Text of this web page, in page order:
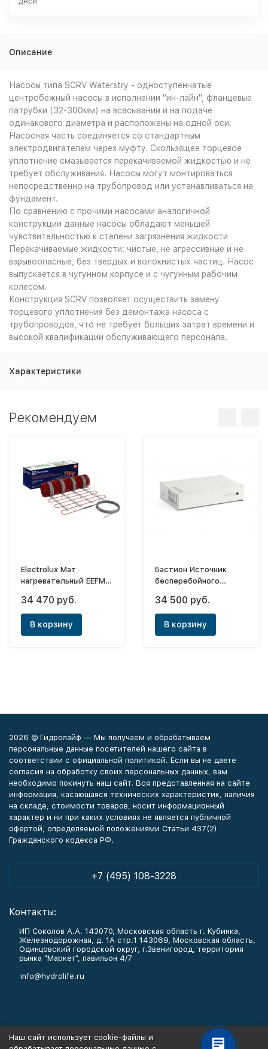
Описание
Насосы типа SCRV Waterstry - одноступенчатые
центробежный насосы в исполнении "ин-лайн", фланцевые
патрубки (32-300мм) на всасывании и на подаче
одинакового диаметра и расположены на одной оси.
Насосная часть соединяется со стандартным
электродвигателем через муфту. Скользящее торцевое
уплотнение смазывается перекачиваемой жидкостью и не
требует обслуживания. Насосы могут монтироваться
непосредственно на трубопровод или устанавливаться на
фундамент.
По сравнению с прочими насосами аналогичной
конструкции данные насосы обладают меньшей
чувствительностью к степени загрязнения жидкости
Перекачиваемые жидкости: чистые, не агрессивные и не
взрывоопасные, без твердых и волокнистых частиц. Насос
выпускается в чугунном корпусе и с чугунным рабочим
колесом.
Конструкция SCRV позволяет осуществить замену
торцевого уплотнения без демонтажа насоса с
трубопроводов, что не требует больших затрат времени и
высокой квалификации обслуживающего персонала.
Характеристики
Рекомендуем
Electrolux Мат
нагревательный EEFM
теплого пола)
34 470 руб.
В корзину
Бастион Источник
бесперебойного
котла Teplocom - 1000
исп. D
34 500 руб.
В корзину
2026 © Гидролайф — Мы получаем и обрабатываем
персональные данные посетителей нашего сайта в
соответствии с официальной политикой. Если вы не даете
согласия на обработку своих персональных данных, вам
необходимо покинуть наш сайт. Вся представленная на сайте
информация, касающаяся технических характеристик, наличия
на складе, стоимости товаров, носит информационный
характер и ни при каких условиях не является публичной
офертой, определяемой положениями Статьи 437(2)
Гражданского кодекса РФ.
+7 (495) 108-3228
Контакты:
ИП Соколов А.А. 143070, Московская область г. Кубинка,
Железнодорожная, д. 1А стр.1 143069, Московская область,
Одинцовский городской округ, г.Звенигород, территория
рынка "Маркет", павильон 4/7
info@hydrolife.ru
Наш сайт использует cookie-файлы и